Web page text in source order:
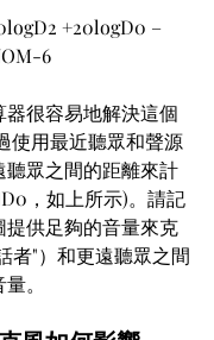
+20logD0 –
6
很容易地解決這個
使用最近聽眾和聲源
聽眾之間的距離來計
，如上所示)。請記
供足夠的音量來克
者"）和更遠聽眾之間
。